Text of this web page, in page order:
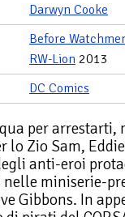
Darwyn Cooke
Before
RW-Lion 2013
DC Comics
per arrestarti,
lo Zio Sam,
anti-eroi
nelle miniserie-
Gibbons. In